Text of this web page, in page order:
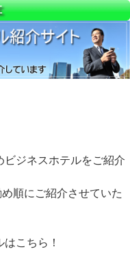
ビジネスホテルをご紹介
順にご紹介させていた
こちら！